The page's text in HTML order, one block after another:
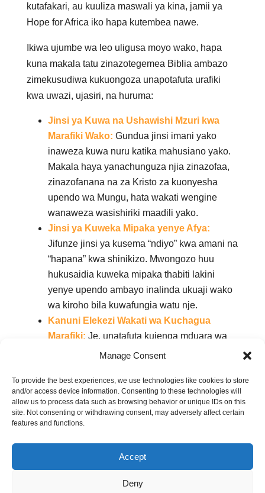
Manage Consent
To provide the best experiences, we use technologies like cookies to store
and/or access device information. Consenting to these technologies will
allow us to process data such as browsing behavior or unique IDs on this
site. Not consenting or withdrawing consent, may adversely affect certain
features and functions.
Accept
Deny
kutafakari, au kuuliza maswali ya kina, jamii ya
Hope for Africa iko hapa kutembea nawe.
Ikiwa ujumbe wa leo uligusa moyo wako, hapa
kuna makala tatu zinazotegemea Biblia ambazo
zimekusudiwa kukuongoza unapotafuta urafiki
kwa uwazi, ujasiri, na huruma:
Jinsi ya Kuwa na Ushawishi Mzuri kwa
Marafiki Wako: Gundua jinsi imani yako
inaweza kuwa nuru katika mahusiano yako.
Makala haya yanachunguza njia zinazofaa,
zinazofanana na za Kristo za kuonyesha
upendo wa Mungu, hata wakati wengine
wanaweza wasishiriki maadili yako.
Jinsi ya Kuweka Mipaka yenye Afya:
Jifunze jinsi ya kusema “ndiyo” kwa amani na
“hapana” kwa shinikizo. Mwongozo huu
hukusaidia kuweka mipaka thabiti lakini
yenye upendo ambayo inalinda ukuaji wako
wa kiroho bila kuwafungia watu nje.
Kanuni Elekezi Wakati wa Kuchagua
Marafiki: Je, unatafuta kujenga mduara wa
ndani wenye nguvu zaidi? Makala haya
mkono na Biblia kwa ajili ya kutambua aina
ya urafiki unaotegemeza kutembea kwako
pamoja na Mungu.
Iwe unarudi nyuma, unaegemea ndani, au
unaomba kupitia kuchanganyikiwa, nyenzo hizi
upendo, na utambuzi wa kiroho.